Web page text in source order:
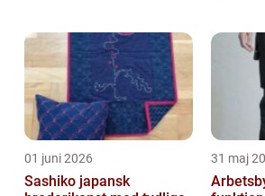
produceras genom att följa
01 juni 2026
Sashiko japansk
31 maj